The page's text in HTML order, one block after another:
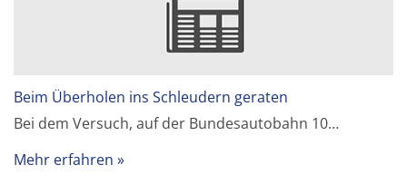
Beim Überholen ins Schleudern geraten
Bei dem Versuch, auf der Bundesautobahn 10…
Mehr erfahren